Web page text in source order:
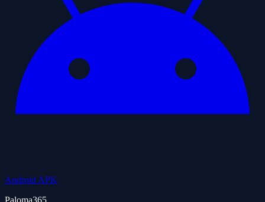
Android APK
Paloma365